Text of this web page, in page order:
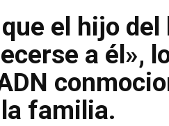
el hijo del
a él»,
la familia.